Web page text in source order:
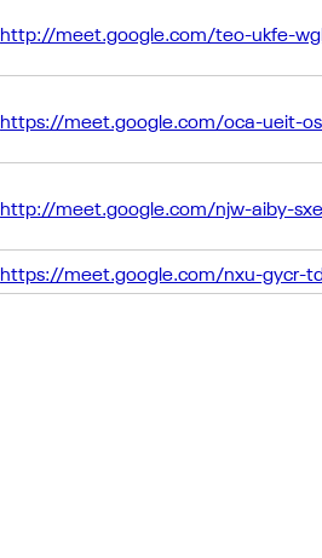
http://meet.google.com/teo-ukfe-
https://meet.google.com/oca-ueit-
http://meet.google.com/njw-aiby-sxe
https://meet.google.com/nxu-gycr-